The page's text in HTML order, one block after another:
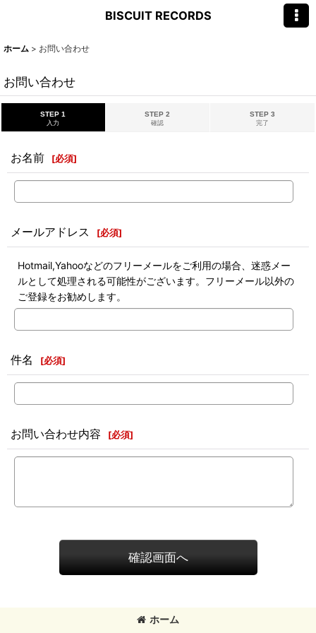
BISCUIT RECORDS
ホーム > お問い合わせ
お問い合わせ
STEP 1
入力
STEP 2
確認
STEP 3
完了
お名前 [必須]
メールアドレス [必須]
Hotmail,Yahooなどのフリーメールをご利用の場合、迷惑メー
ルとして処理される可能性がございます。フリーメール以外の
ご登録をお勧めします。
件名 [必須]
お問い合わせ内容 [必須]
確認画面へ
ホーム